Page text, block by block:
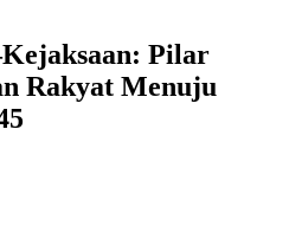
Pilar
Rakyat Menuju